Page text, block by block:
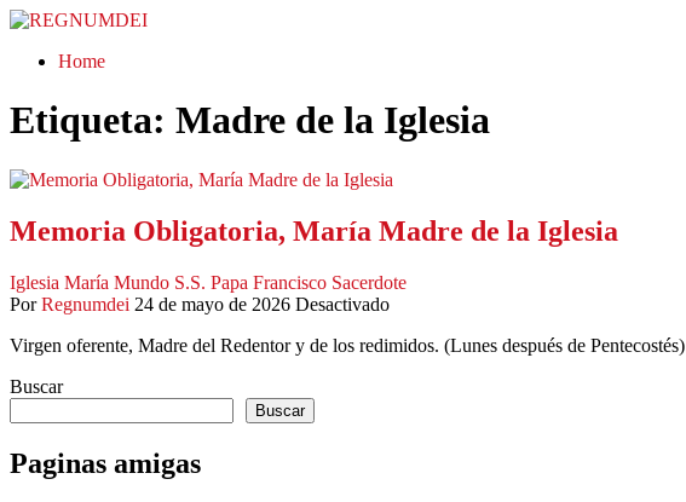
REGNUMDEI
Home
Etiqueta: Madre de la Iglesia
Memoria Obligatoria, María Madre de la Iglesia
Iglesia María Mundo S.S. Papa Francisco Sacerdote
Por Regnumdei 24 de mayo de 2026 Desactivado
Virgen oferente, Madre del Redentor y de los redimidos. (Lunes después de Pentecostés)
Buscar
Buscar
Paginas amigas